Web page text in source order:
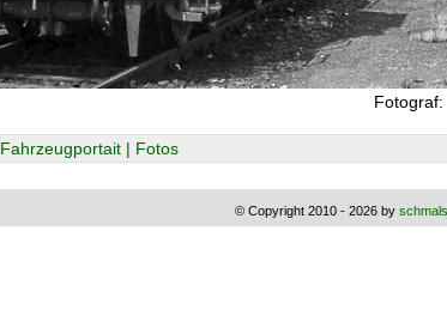
Fotograf:
Fahrzeugportait | Fotos
© Copyright 2010 - 2026 by